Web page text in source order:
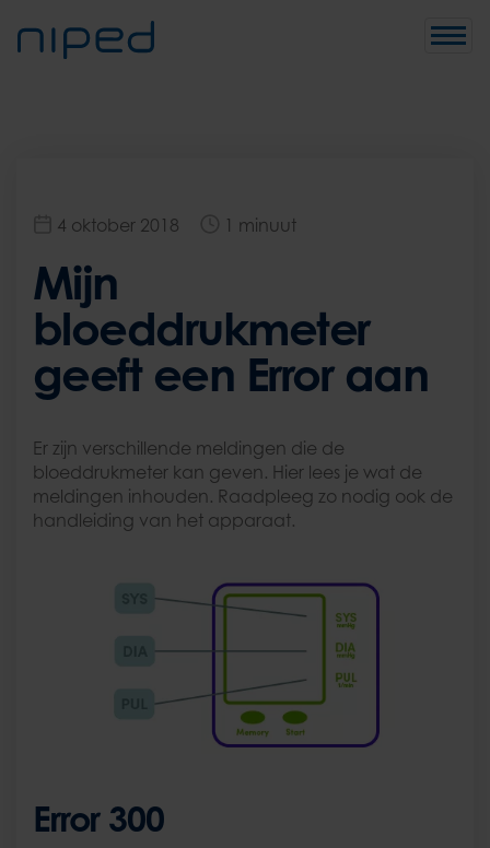
Toggle
4 oktober 2018 1 minuut
Mijn
bloeddrukmeter
geeft een Error aan
Er zijn verschillende meldingen die de
bloeddrukmeter kan geven. Hier lees je wat de
meldingen inhouden. Raadpleeg zo nodig ook de
handleiding van het apparaat.
Error 300